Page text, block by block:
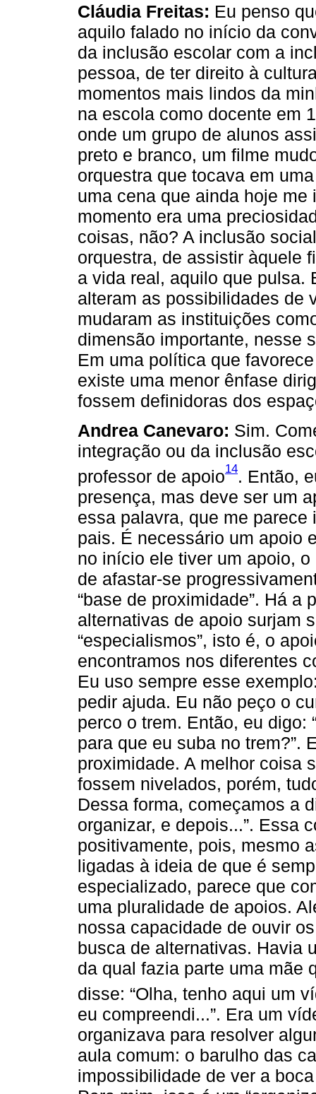
Cláudia Freitas: Eu penso
aquilo falado no início da
da inclusão escolar com a
pessoa, de ter direito à
momentos mais lindos da
na escola como docente em
onde um grupo de alunos
preto e branco, um filme
orquestra que tocava em
uma cena que ainda hoje
momento era uma
coisas, não? A inclusão
orquestra, de assistir àquele
a vida real, aquilo que pulsa.
alteram as possibilidades de
mudaram as instituições
dimensão importante, nesse
Em uma política que
existe uma menor ênfase
fossem definidoras dos
Andrea Canevaro: Sim.
integração ou da inclusão
professor de apoio14. Então,
presença, mas deve ser um
essa palavra, que me
pais. É necessário um apoio
no início ele tiver um apoio,
de afastar-se
“base de proximidade”. Há a
alternativas de apoio surjam
“especialismos”, isto é, o
encontramos nos diferentes
Eu uso sempre esse
pedir ajuda. Eu não peço o
perco o trem. Então, eu digo:
para que eu suba no trem?”.
proximidade. A melhor coisa
fossem nivelados, porém,
Dessa forma, começamos a
organizar, e depois...”. Essa
positivamente, pois, mesmo
ligadas à ideia de que é
especializado, parece que
uma pluralidade de apoios.
nossa capacidade de ouvir
busca de alternativas. Havia
da qual fazia parte uma mãe
disse: “Olha, tenho aqui um
eu compreendi...”. Era um
organizava para resolver
aula comum: o barulho das
impossibilidade de ver a